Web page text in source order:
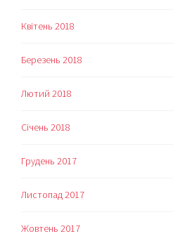
Квітень 2018
Березень 2018
Лютий 2018
Січень 2018
Грудень 2017
Листопад 2017
Жовтень 2017